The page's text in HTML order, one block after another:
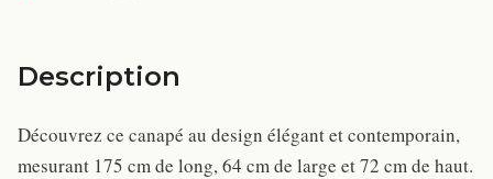
Description
Découvrez ce canapé au design élégant et contemporain,
mesurant 175 cm de long, 64 cm de large et 72 cm de haut.